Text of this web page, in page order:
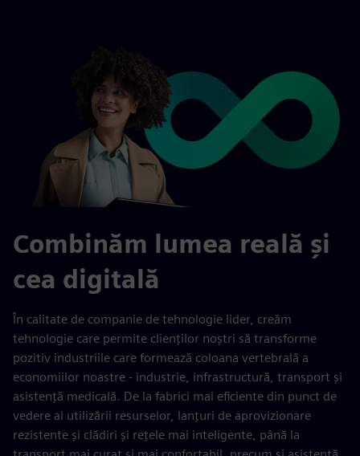
Combinăm lumea reală și
cea digitală
În calitate de companie de tehnologie lider, creăm
tehnologie care permite clienților noștri să transforme
pozitiv industriile care formează coloana vertebrală a
economiilor noastre - industrie, infrastructură, transport și
asistență medicală. De la fabrici mai eficiente din punct de
vedere al utilizării resurselor, lanțuri de aprovizionare
rezistente și clădiri și rețele mai inteligente, până la